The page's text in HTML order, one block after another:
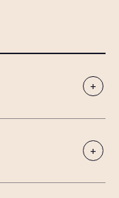
+
+